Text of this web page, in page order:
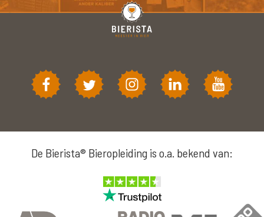
De Bierista® Bieropleiding is o.a. bekend van: